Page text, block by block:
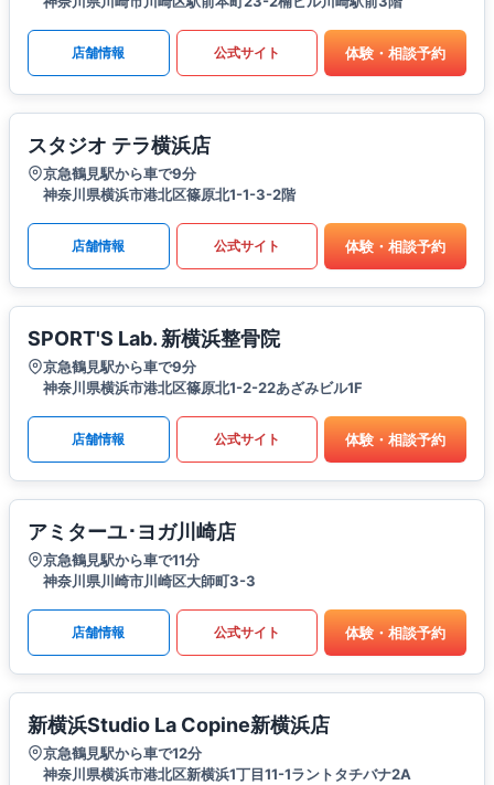
店舗情報 公式サイト 体験・相談予約
スタジオ テラ横浜店
京急鶴見駅から車で9分
神奈川県横浜市港北区篠原北1-1-3-2階
店舗情報 公式サイト 体験・相談予約
SPORT'S Lab. 新横浜整骨院
京急鶴見駅から車で9分
神奈川県横浜市港北区篠原北1-2-22あざみビル1F
店舗情報 公式サイト 体験・相談予約
アミターユ･ヨガ川崎店
京急鶴見駅から車で11分
神奈川県川崎市川崎区大師町3-3
店舗情報 公式サイト 体験・相談予約
新横浜Studio La Copine新横浜店
京急鶴見駅から車で12分
神奈川県横浜市港北区新横浜1丁目11-1ラントタチバナ2A